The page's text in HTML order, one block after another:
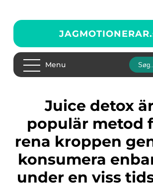
JAGMOTIONERAR.
Menu
Juice detox är en
populär metod
rena kroppen
konsumera
under en viss